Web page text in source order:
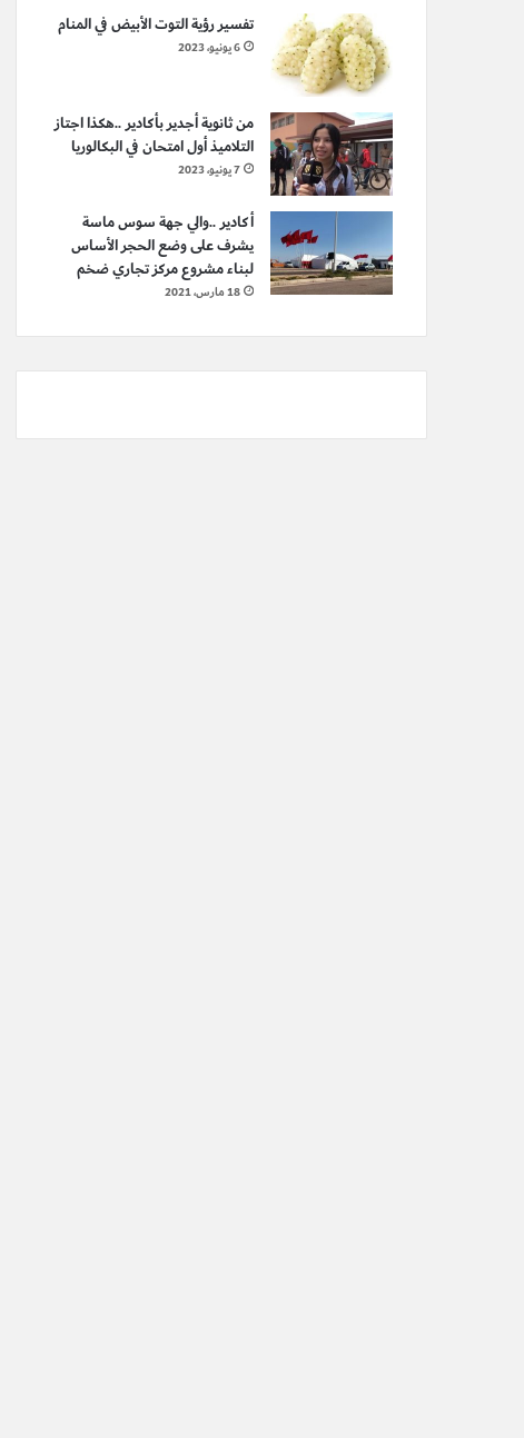
مجتمع
تفسير رؤية التوت الأبيض في المنام
6 يونيو، 2023
من ثانوية أجدير بأكادير ..هكذا اجتاز
التلاميذ أول امتحان في البكالوريا
7 يونيو، 2023
أكادير ..والي جهة سوس ماسة
يشرف على وضع الحجر الأساس
لبناء مشروع مركز تجاري ضخم
18 مارس، 2021